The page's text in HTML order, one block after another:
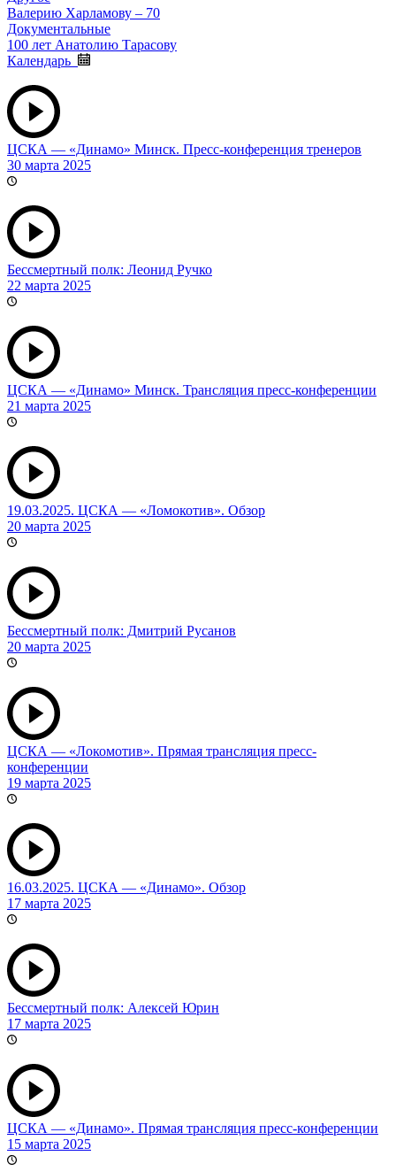
Валерию Харламову – 70
Документальные
100 лет Анатолию Тарасову
Календарь
ЦСКА — «Динамо» Минск. Пресс-конференция тренеров
30 марта 2025
Бессмертный полк: Леонид Ручко
22 марта 2025
ЦСКА — «Динамо» Минск. Трансляция пресс-конференции
21 марта 2025
19.03.2025. ЦСКА — «Ломокотив». Обзор
20 марта 2025
Бессмертный полк: Дмитрий Русанов
20 марта 2025
ЦСКА — «Локомотив». Прямая трансляция пресс-
конференции
19 марта 2025
16.03.2025. ЦСКА — «Динамо». Обзор
17 марта 2025
Бессмертный полк: Алексей Юрин
17 марта 2025
ЦСКА — «Динамо». Прямая трансляция пресс-конференции
15 марта 2025